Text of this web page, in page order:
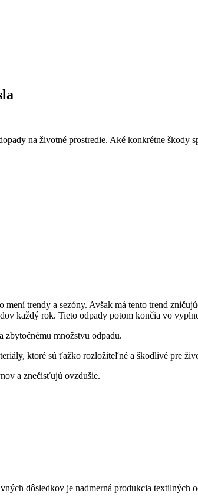
na životné prostredie. Aké konkrétne škody
trendy a sezóny. Avšak má tento trend
každý rok. Tieto odpady potom končia vo
zbytočnému množstvu odpadu.
ktoré sú ťažko rozložiteľné a škodlivé pre
a znečisťujú ovzdušie.
dôsledkov je nadmerná produkcia textilných